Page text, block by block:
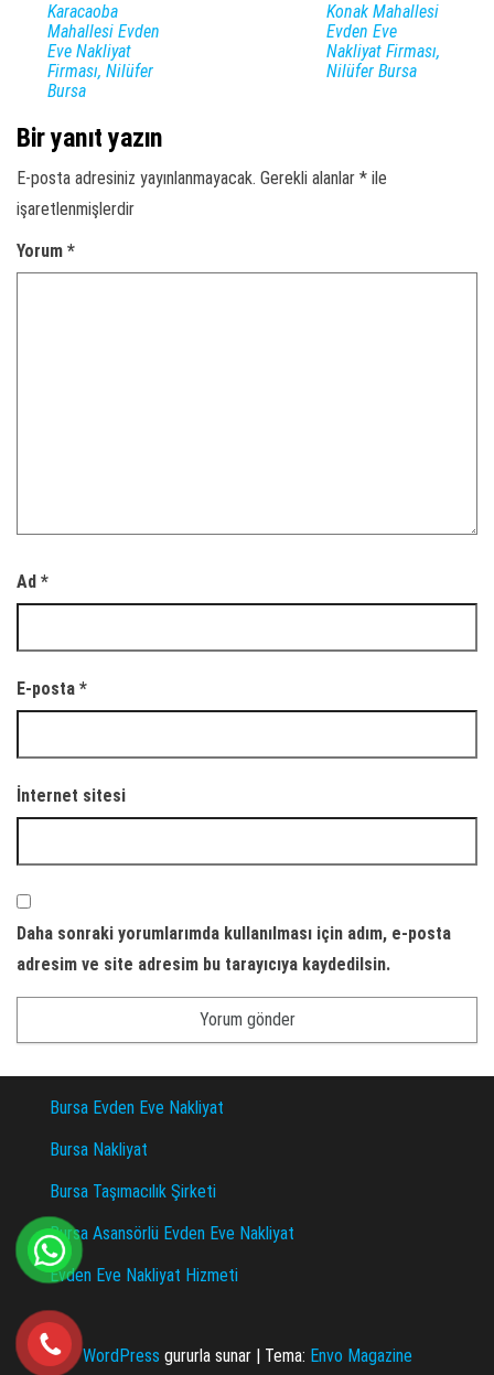
Karacaoba
Mahallesi Evden
Eve Nakliyat
Firması, Nilüfer
Bursa
Konak Mahallesi
Evden Eve
Nakliyat Firması,
Nilüfer Bursa
Bir yanıt yazın
E-posta adresiniz yayınlanmayacak. Gerekli alanlar * ile
işaretlenmişlerdir
Yorum *
Ad *
E-posta *
İnternet sitesi
Daha sonraki yorumlarımda kullanılması için adım, e-posta
adresim ve site adresim bu tarayıcıya kaydedilsin.
Bursa Evden Eve Nakliyat
Bursa Nakliyat
Bursa Taşımacılık Şirketi
Bursa Asansörlü Evden Eve Nakliyat
Evden Eve Nakliyat Hizmeti
WordPress gururla sunar | Tema: Envo Magazine